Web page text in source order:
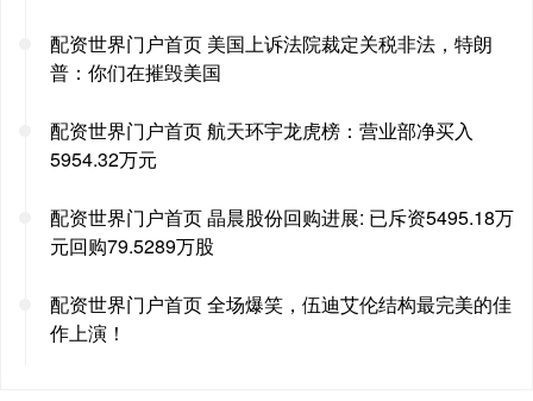
配资世界门户首页 美国上诉法院裁定关税非法，特朗
普：你们在摧毁美国
配资世界门户首页 航天环宇龙虎榜：营业部净买入
5954.32万元
配资世界门户首页 晶晨股份回购进展: 已斥资5495.18万
元回购79.5289万股
配资世界门户首页 全场爆笑，伍迪艾伦结构最完美的佳
作上演！